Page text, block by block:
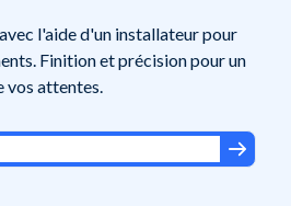
l'aide d'un installateur pour
Finition et précision pour un
vos attentes.